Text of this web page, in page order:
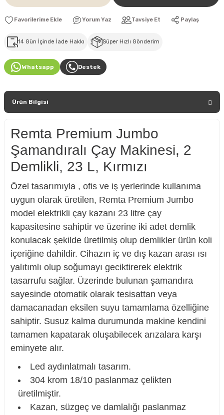
Yorum Yaz Tavsiye Et Paylaş
14 Gün İçinde İade Hakkı Süper Hızlı Gönderim
Whatsapp Destek
Ürün Bilgisi
Remta Premium Jumbo
Şamandıralı Çay Makinesi, 2
Demlikli, 23 L, Kırmızı
Özel tasarımıyla , ofis ve iş yerlerinde kullanıma
uygun olarak üretilen, Remta Premium Jumbo
model elektrikli çay kazanı 23 litre çay
kapasitesine sahiptir ve üzerine iki adet demlik
konulacak şekilde üretilmiş olup demlikler ürün koli
içeriğine dahildir. Cihazın iç ve dış kazan arası ısı
yalıtımlı olup soğumayı geciktirerek elektrik
tasarrufu sağlar. Üzerinde bulunan şamandıra
sayesinde otomatik olarak tesisattan veya
damacanadan eksilen suyu tamamlama özelliğine
sahiptir. Susuz kalma durumunda makine kendini
tamamen kapatarak oluşabilecek arızalara karşı
eminyete alır.
Led aydınlatmalı tasarım.
304 krom 18/10 paslanmaz çelikten
üretilmiştir.
Kazan, süzgeç ve damlalığı paslanmaz